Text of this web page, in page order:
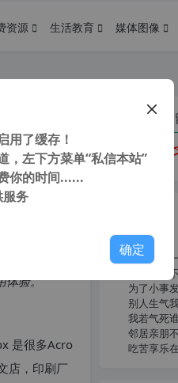
资源 生活教育 媒体图像
版(附
体验。
是很多Acro
店，印刷厂
您在本页
人生就像
相扶到老
为了小事
别人生气
我若气死
邻居亲朋
吃苦享乐
用了缓存！
，左下方菜单“私信本站”
你的时间......
服务
确定